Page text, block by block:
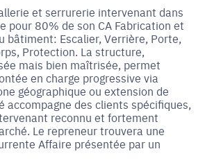
et serrurerie intervenant dans
pour 80% de son CA Fabrication et
bâtiment: Escalier, Verrière, Porte,
Protection. La structure,
mais bien maîtrisée, permet
en charge progressive via
géographique ou extension de
accompagne des clients spécifiques,
reconnu et fortement
Le repreneur trouvera une
Affaire présentée par un